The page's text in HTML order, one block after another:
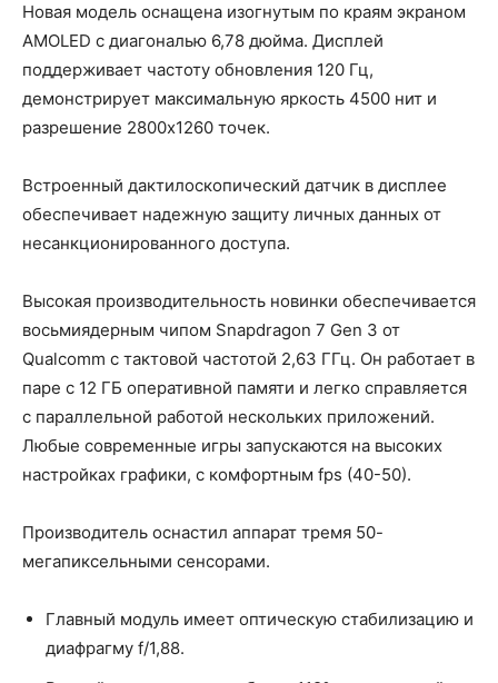
Новая модель оснащена изогнутым по краям экраном
AMOLED с диагональю 6,78 дюйма. Дисплей
поддерживает частоту обновления 120 Гц,
демонстрирует максимальную яркость 4500 нит и
разрешение 2800x1260 точек.
Встроенный дактилоскопический датчик в дисплее
обеспечивает надежную защиту личных данных от
несанкционированного доступа.
Высокая производительность новинки обеспечивается
восьмиядерным чипом Snapdragon 7 Gen 3 от
Qualcomm с тактовой частотой 2,63 ГГц. Он работает в
паре с 12 ГБ оперативной памяти и легко справляется
с параллельной работой нескольких приложений.
Любые современные игры запускаются на высоких
настройках графики, с комфортным fps (40-50).
Производитель оснастил аппарат тремя 50-
мегапиксельными сенсорами.
Главный модуль имеет оптическую стабилизацию и
диафрагму f/1,88.